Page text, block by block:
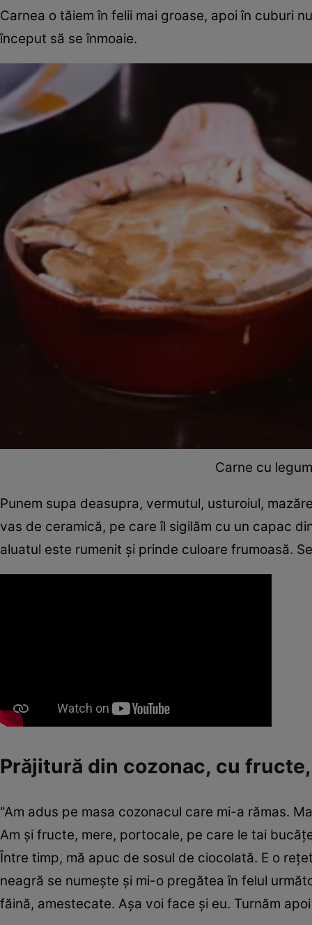
Carnea o tăiem în felii mai groase, apoi în cuburi
început să se înmoaie.
Carne cu
Punem supa deasupra, vermutul, usturoiul,
vas de ceramică, pe care îl sigilăm cu un capac
aluatul este rumenit și prinde culoare frumoasă.
Prăjitură din cozonac, cu
"Am adus pe masa cozonacul care mi-a rămas.
Am și fructe, mere, portocale, pe care le tai
Între timp, mă apuc de sosul de ciocolată. E o
neagră se numește și mi-o pregătea în felul
făină, amestecate. Așa voi face și eu. Turnăm